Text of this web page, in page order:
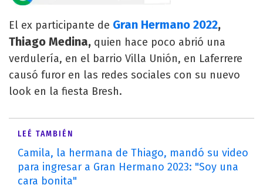
El ex participante de Gran Hermano 2022,
Thiago Medina, quien hace poco abrió una
verdulería, en el barrio Villa Unión, en Laferrere
causó furor en las redes sociales con su nuevo
look en la fiesta Bresh.
LEÉ TAMBIÉN
Camila, la hermana de Thiago, mandó su video
para ingresar a Gran Hermano 2023: "Soy una
cara bonita"